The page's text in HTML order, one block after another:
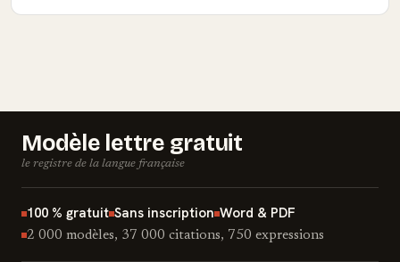
Modèle lettre gratuit
le registre de la langue française
100 % gratuit Sans inscription Word & PDF
2 000 modèles, 37 000 citations, 750 expressions